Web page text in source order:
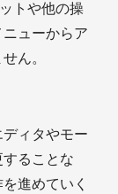
トや他の操
ューからア
ん。
ィタやモー
ることな
進めていく